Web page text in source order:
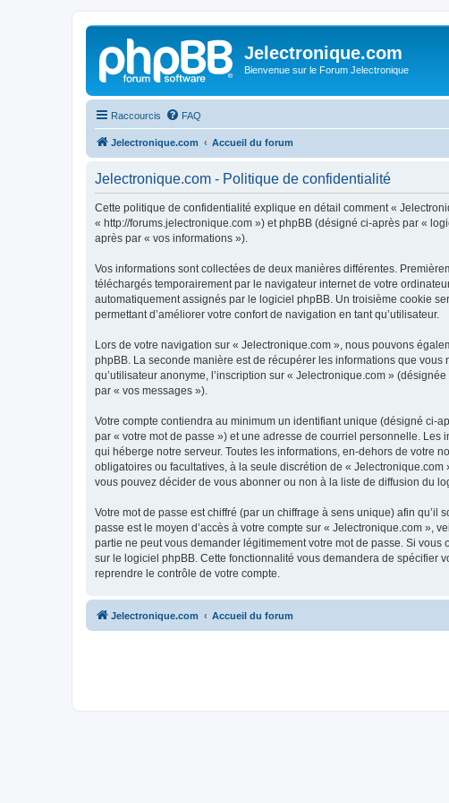
Jelectronique.com
Bienvenue sur le Forum Jelectronique
Raccourcis FAQ
Jelectronique.com Accueil du forum
Jelectronique.com - Politique de confidentialité
Cette politique de confidentialité explique en détail comment «
« http://forums.jelectronique.com ») et phpBB (désigné ci-après par «
après par « vos informations »).
Vos informations sont collectées de deux manières différentes.
téléchargés temporairement par le navigateur internet de votre
automatiquement assignés par le logiciel phpBB. Un troisième cookie
permettant d’améliorer votre confort de navigation en tant qu’utilisateur.
Lors de votre navigation sur « Jelectronique.com », nous pouvons
phpBB. La seconde manière est de récupérer les informations que
qu’utilisateur anonyme, l’inscription sur « Jelectronique.com »
par « vos messages »).
Votre compte contiendra au minimum un identifiant unique (désigné ci-
par « votre mot de passe ») et une adresse de courriel personnelle.
qui héberge notre serveur. Toutes les informations, en-dehors de votre
obligatoires ou facultatives, à la seule discrétion de «
vous pouvez décider de vous abonner ou non à la liste de diffusion du
Votre mot de passe est chiffré (par un chiffrage à sens unique) afin
passe est le moyen d’accès à votre compte sur « Jelectronique.com »,
partie ne peut vous demander légitimement votre mot de passe. Si
sur le logiciel phpBB. Cette fonctionnalité vous demandera de spécifier
reprendre le contrôle de votre compte.
Jelectronique.com Accueil du forum